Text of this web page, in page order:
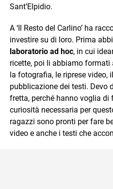
Sant’Elpidio.
A ‘Il Resto del Carlino’ ha
investire su di loro. Prima
laboratorio ad hoc, in cui
ricette, poi li abbiamo formati
la fotografia, le riprese video,
pubblicazione dei testi. Devo
fretta, perché hanno voglia di
curiosità necessaria per
ragazzi sono pronti per fare
video e anche i testi che